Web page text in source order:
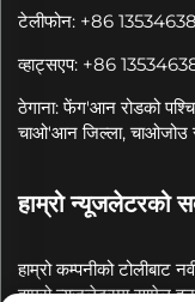
टेलीफोन: +86
व्हाट्सएप: +86
ठेगाना: फेंग'आन रोडको
चाओ'आन जिल्ला, चाओजोउ
हाम्रो न्यूजलेटरको
हाम्रो कम्पनीको टोलीबाट
हाम्रो न्यूजलेटरमा सामेल